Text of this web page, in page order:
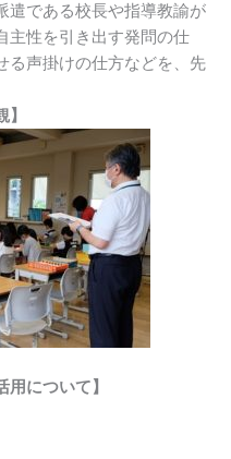
遣である校長や指導教諭が
主性を引き出す発問の仕
る声掛けの仕方などを、先
用について】